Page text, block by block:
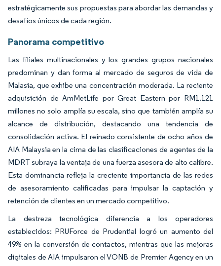
estratégicamente sus propuestas para abordar las demandas y
desafíos únicos de cada región.
Panorama competitivo
Las filiales multinacionales y los grandes grupos nacionales
predominan y dan forma al mercado de seguros de vida de
Malasia, que exhibe una concentración moderada. La reciente
adquisición de AmMetLife por Great Eastern por RM1.121
millones no solo amplía su escala, sino que también amplía su
alcance de distribución, destacando una tendencia de
consolidación activa. El reinado consistente de ocho años de
AIA Malaysia en la cima de las clasificaciones de agentes de la
MDRT subraya la ventaja de una fuerza asesora de alto calibre.
Esta dominancia refleja la creciente importancia de las redes
de asesoramiento calificadas para impulsar la captación y
retención de clientes en un mercado competitivo.
La destreza tecnológica diferencia a los operadores
establecidos: PRUForce de Prudential logró un aumento del
49% en la conversión de contactos, mientras que las mejoras
digitales de AIA impulsaron el VONB de Premier Agency en un